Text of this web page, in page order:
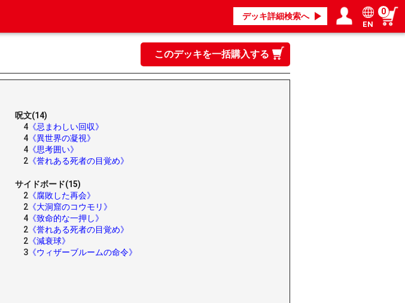
デッキ詳細検索へ
ログイン／会員登録
マイページ
EN
0
このデッキを一括購入する
呪文(14)
4 《忌まわしい回収》
4 《異世界の凝視》
4 《思考囲い》
2 《誉れある死者の目覚め》
サイドボード(15)
2 《腐敗した再会》
2 《大洞窟のコウモリ》
4 《致命的な一押し》
2 《誉れある死者の目覚め》
2 《減衰球》
3 《ウィザーブルームの命令》